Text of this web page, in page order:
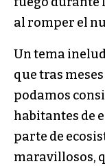
al romper el
Un tema
que tras
podamos
habitantes de
parte de
maravillosos,